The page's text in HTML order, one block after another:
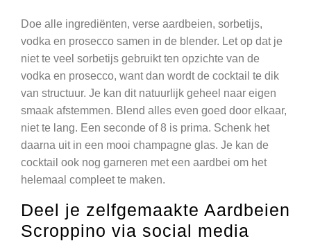
Doe alle ingrediënten, verse aardbeien, sorbetijs,
vodka en prosecco samen in de blender. Let op dat je
niet te veel sorbetijs gebruikt ten opzichte van de
vodka en prosecco, want dan wordt de cocktail te dik
van structuur. Je kan dit natuurlijk geheel naar eigen
smaak afstemmen. Blend alles even goed door elkaar,
niet te lang. Een seconde of 8 is prima. Schenk het
daarna uit in een mooi champagne glas. Je kan de
cocktail ook nog garneren met een aardbei om het
helemaal compleet te maken.
Deel je zelfgemaakte Aardbeien
Scroppino via social media